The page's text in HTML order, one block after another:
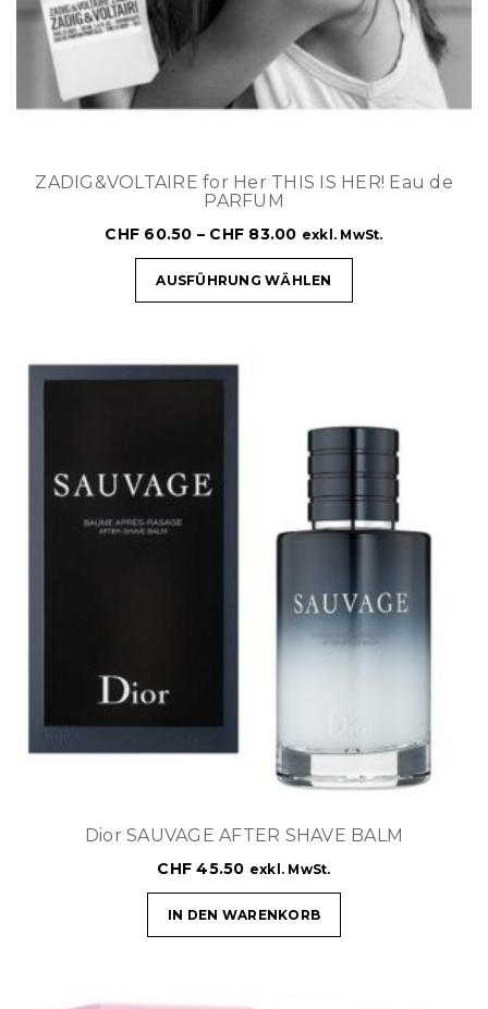
ZADIG&VOLTAIRE for Her THIS IS HER! Eau de
PARFUM
CHF 60.50 – CHF 83.00 exkl. MwSt.
AUSFÜHRUNG WÄHLEN
Dior SAUVAGE AFTER SHAVE BALM
CHF 45.50 exkl. MwSt.
IN DEN WARENKORB